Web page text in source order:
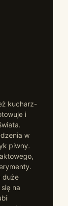
kucharz-
i
w
piwny.
duże
na